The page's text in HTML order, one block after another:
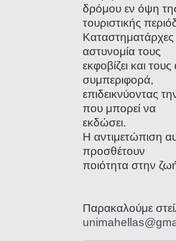
δρόμου εν όψη
τουριστικής
Καταστηματάρχες
αστυνομία τους
εκφοβίζει και
συμπεριφορά,
επιδεικνύοντας
που μπορεί να
εκδώσει.
Η αντιμετώπιση
προσθέτουν
ποιότητα στην
Παρακαλούμε